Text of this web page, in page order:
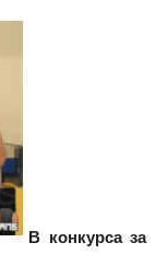
В конкурса за